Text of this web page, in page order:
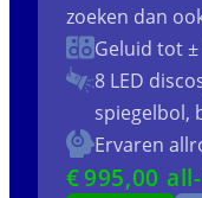
zoeken dan
Geluid tot
8 LED
spiegelbol,
Ervaren
€995,00